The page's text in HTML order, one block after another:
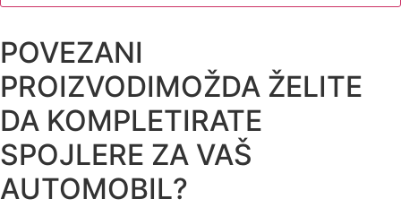
POVEZANI
PROIZVODIMOŽDA ŽELITE
DA KOMPLETIRATE
SPOJLERE ZA VAŠ
AUTOMOBIL?